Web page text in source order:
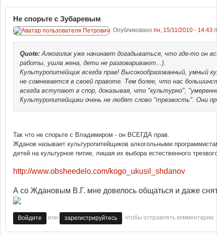
Не спорьте с Зубаревым
Опубликовано пн, 15/11/2010 - 14:43
Quote:Алкоголик уже начинает догадываться, что где-то он
работы, ушла жена, дети не разговаривают...).
Культуропитейщик всегда прав! Высокообразованный, умный
не сомневается в своей правоте. Тем более, что нас
всегда вступают в спор, доказывая, что "культурно",
Культуропитейщики очень не любят слово "трезвость". Они
Так что не спорьте с Владимиром - он ВСЕГДА прав.
Жданов называет культуропитейщиков алкогольными
детей на культурное питие, лишая их выбора естественного
http://www.obsheedelo.com/kogo_ukusil_shdanov
А со Ждановым В.Г. мне довелось общаться и даже
Войдите или зарегистрируйтесь , чтобы отправлять комментарии